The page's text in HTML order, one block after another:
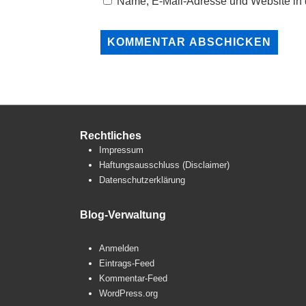
Rechtliches
Impressum
Haftungsausschluss (Disclaimer)
Datenschutzerklärung
Blog-Verwaltung
Anmelden
Eintrags-Feed
Kommentar-Feed
WordPress.org